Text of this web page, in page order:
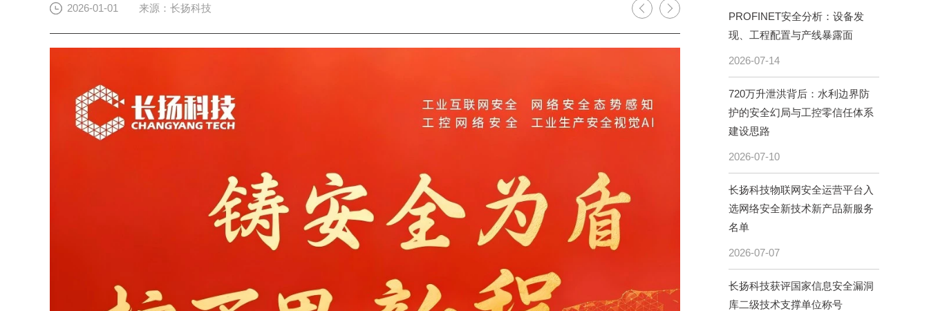
2026-01-01 来源：长扬科技
PROFINET安全分析：设备发
现、工程配置与产线暴露面
2026-07-14
720万升泄洪背后：水利边界防
护的安全幻局与工控零信任体系
建设思路
2026-07-10
长扬科技物联网安全运营平台入
选网络安全新技术新产品新服务
名单
2026-07-07
长扬科技获评国家信息安全漏洞
库二级技术支撑单位称号